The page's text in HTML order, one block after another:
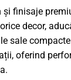
și finisaje
decor,
sale
oferind